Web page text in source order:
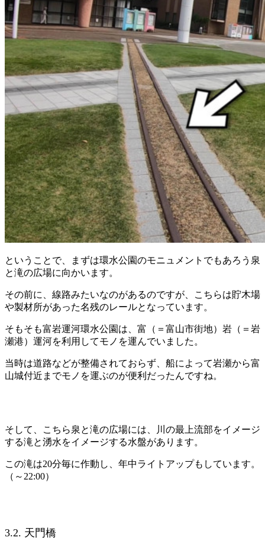
ということで、まずは環水公園のモニュメントでもあろう泉
と滝の広場に向かいます。
その前に、線路みたいなのがあるのですが、こちらは貯木場
や製材所があった名残のレールとなっています。
そもそも富岩運河環水公園は、富（＝富山市街地）岩（＝岩
瀬港）運河を利用してモノを運んでいました。
当時は道路などが整備されておらず、船によって岩瀬から富
山城付近までモノを運ぶのが便利だったんですね。
そして、こちら泉と滝の広場には、川の最上流部をイメージ
する滝と湧水をイメージする水盤があります。
この滝は20分毎に作動し、年中ライトアップもしています。
（～22:00）
3.2. 天門橋